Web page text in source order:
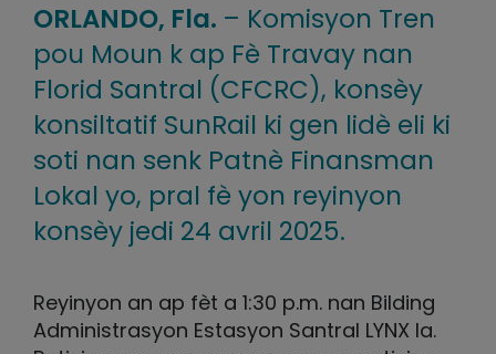
ORLANDO, Fla. – Komisyon Tren
pou Moun k ap Fè Travay nan
Florid Santral (CFCRC), konsèy
konsiltatif SunRail ki gen lidè eli ki
soti nan senk Patnè Finansman
Lokal yo, pral fè yon reyinyon
konsèy jedi 24 avril 2025.
Reyinyon an ap fèt a 1:30 p.m. nan Bilding
Administrasyon Estasyon Santral LYNX la.